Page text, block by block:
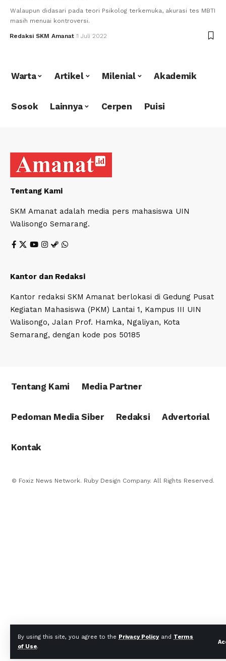
By using this site, you agree to the Privacy Policyand Terms
of Use.
Walaupun didasari pada teori Psikolog terkemuka, akurasi tes MBTI
masih menuai kontroversi.
Redaksi SKM Amanat 1 Juli 2022
Warta Artikel Milenial Akademik
Sosok Lainnya Cerpen Puisi
Tentang Kami
SKM Amanat adalah media pers mahasiswa UIN
Walisongo Semarang.
Kantor dan Redaksi
Kantor redaksi SKM Amanat berlokasi di Gedung Pusat
Kegiatan Mahasiswa (PKM) Lantai 1, Kampus III UIN
Walisongo, Jalan Prof. Hamka, Ngaliyan, Kota
Semarang, dengan kode pos 50185
Tentang Kami Media Partner
Pedoman Media Siber Redaksi Advertorial
Kontak
© Foxiz News Network. Ruby Design Company. All Rights Reserved.